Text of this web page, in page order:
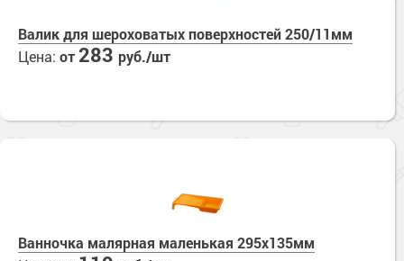
Валик для шероховатых поверхностей 250/11мм
Цена: от283 руб./шт
Ванночка малярная маленькая 295х135мм